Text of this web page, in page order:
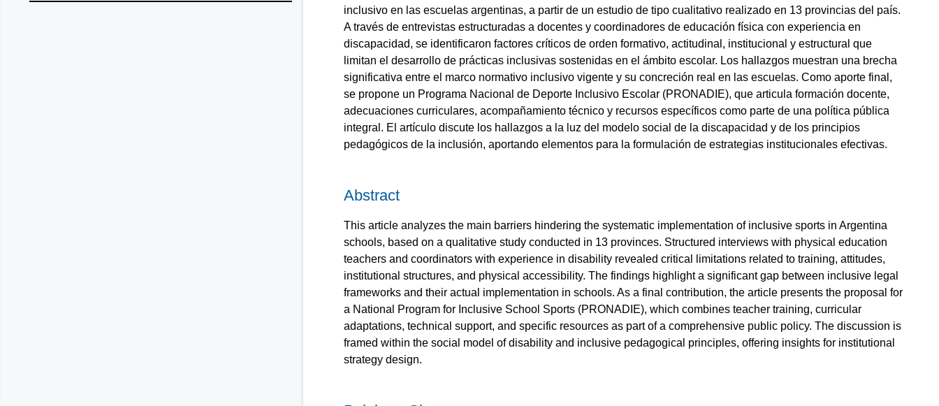
inclusivo en las escuelas argentinas, a partir de un estudio de tipo cualitativo realizado en 13 provincias del país.
A través de entrevistas estructuradas a docentes y coordinadores de educación física con experiencia en
discapacidad, se identificaron factores críticos de orden formativo, actitudinal, institucional y estructural que
limitan el desarrollo de prácticas inclusivas sostenidas en el ámbito escolar. Los hallazgos muestran una brecha
significativa entre el marco normativo inclusivo vigente y su concreción real en las escuelas. Como aporte final,
se propone un Programa Nacional de Deporte Inclusivo Escolar (PRONADIE), que articula formación docente,
adecuaciones curriculares, acompañamiento técnico y recursos específicos como parte de una política pública
integral. El artículo discute los hallazgos a la luz del modelo social de la discapacidad y de los principios
pedagógicos de la inclusión, aportando elementos para la formulación de estrategias institucionales efectivas.
Abstract
This article analyzes the main barriers hindering the systematic implementation of inclusive sports in Argentina
schools, based on a qualitative study conducted in 13 provinces. Structured interviews with physical education
teachers and coordinators with experience in disability revealed critical limitations related to training, attitudes,
institutional structures, and physical accessibility. The findings highlight a significant gap between inclusive legal
frameworks and their actual implementation in schools. As a final contribution, the article presents the proposal for
a National Program for Inclusive School Sports (PRONADIE), which combines teacher training, curricular
adaptations, technical support, and specific resources as part of a comprehensive public policy. The discussion is
framed within the social model of disability and inclusive pedagogical principles, offering insights for institutional
strategy design.